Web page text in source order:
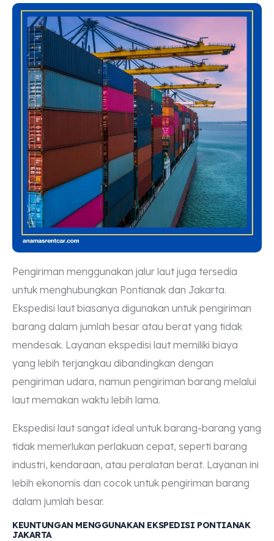
Pengiriman menggunakan jalur laut juga tersedia
untuk menghubungkan Pontianak dan Jakarta.
Ekspedisi laut biasanya digunakan untuk pengiriman
barang dalam jumlah besar atau berat yang tidak
mendesak. Layanan ekspedisi laut memiliki biaya
yang lebih terjangkau dibandingkan dengan
pengiriman udara, namun pengiriman barang melalui
laut memakan waktu lebih lama.
Ekspedisi laut sangat ideal untuk barang-barang yang
tidak memerlukan perlakuan cepat, seperti barang
industri, kendaraan, atau peralatan berat. Layanan ini
lebih ekonomis dan cocok untuk pengiriman barang
dalam jumlah besar.
KEUNTUNGAN MENGGUNAKAN EKSPEDISI PONTIANAK
JAKARTA